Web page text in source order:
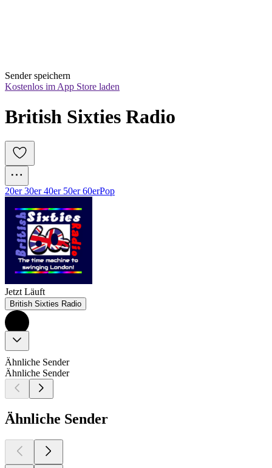
Sender speichern
Kostenlos im App Store laden
British Sixties Radio
20er 30er 40er 50er 60erPop
Jetzt Läuft
British Sixties Radio
Ähnliche Sender
Ähnliche Sender
Ähnliche Sender